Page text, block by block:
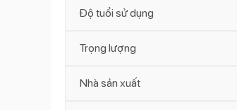
Độ tuổi sử dụng
Trọng lượng
Nhà sản xuất